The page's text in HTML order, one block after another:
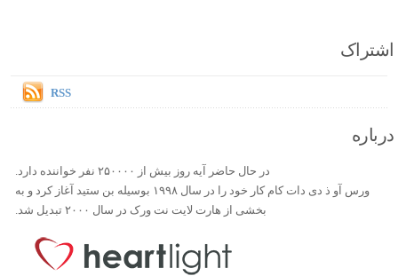
اشتراک
RSS
درباره
در حال حاضر آیه روز بیش از ۲۵۰۰۰۰ نفر خواننده دارد.
ورس آو ذ دی دات کام کار خود را در سال ۱۹۹۸ بوسیله بن ستید آغاز کرد و به
بخشی از هارت لایت نت ورک در سال ۲۰۰۰ تبدیل شد.